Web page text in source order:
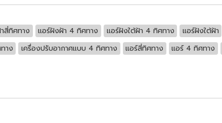
สี่ทิศทาง แอร์ฝังฝ้า 4 ทิศทาง แอร์ฝังใต้ฝ้า 4 ทิศทาง แอร์ฝังใต้ฝ้า
าง เครื่องปรับอากาศแบบ 4 ทิศทาง แอร์สี่ทิศทาง แอร์ 4 ทิศทาง